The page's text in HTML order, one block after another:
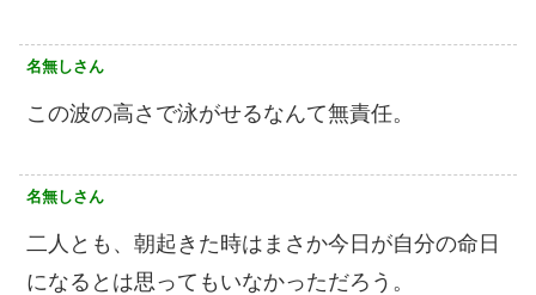
名無しさん
この波の高さで泳がせるなんて無責任。
名無しさん
二人とも、朝起きた時はまさか今日が自分の命日
になるとは思ってもいなかっただろう。